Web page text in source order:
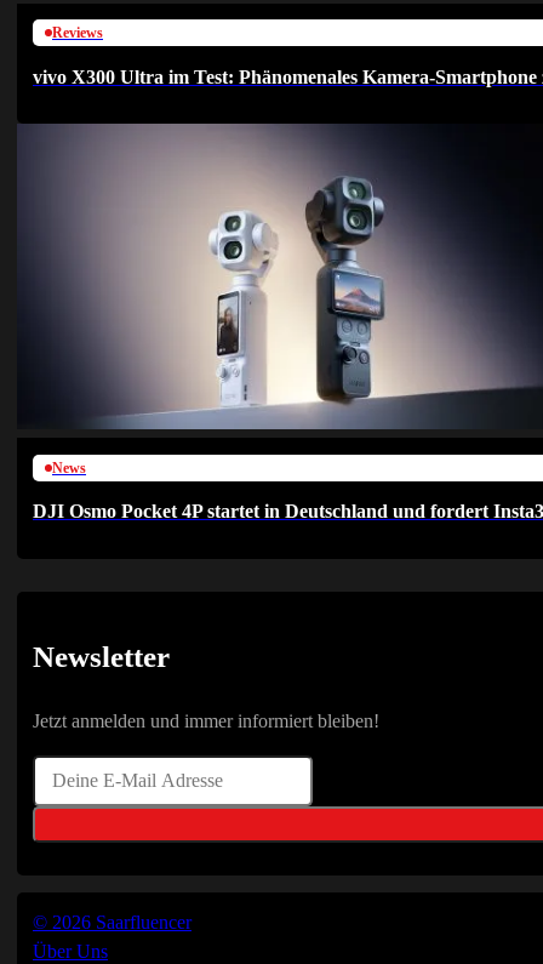
Reviews
vivo X300 Ultra im Test: Phänomenales Kamera-
News
DJI Osmo Pocket 4P startet in Deutschland und fordert
Newsletter
Jetzt anmelden und immer informiert bleiben!
© 2026 Saarfluencer
Über Uns